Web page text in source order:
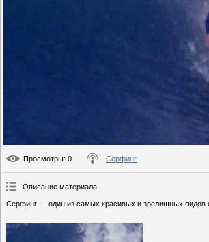
Просмотры: 0 Серфинг
Описание материала:
Серфинг — один из самых красивых и зрелищных видов